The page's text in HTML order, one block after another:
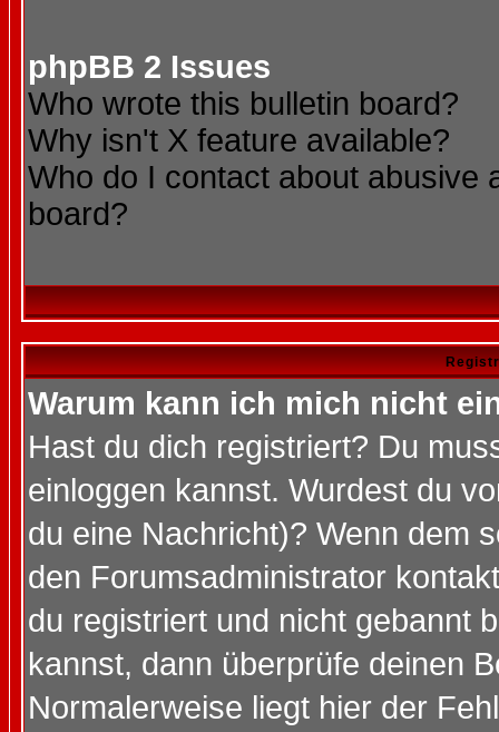
phpBB 2 Issues
Who wrote this bulletin board?
Why isn't X feature available?
Who do I contact about abusive
board?
Warum kann ich mich nicht
Hast du dich registriert? Du
einloggen kannst. Wurdest du
du eine Nachricht)? Wenn dem
den Forumsadministrator
du registriert und nicht gebannt
kannst, dann überprüfe deinen
Normalerweise liegt hier der